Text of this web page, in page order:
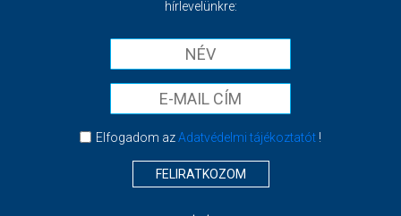
hírlevelünkre:
Elfogadom azAdatvédelmi tájékoztatót!
FELIRATKOZOM